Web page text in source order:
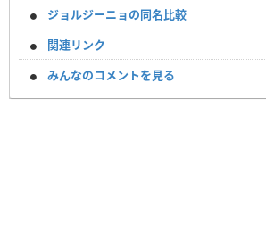
ジョルジーニョの同名比較
関連リンク
みんなのコメントを見る